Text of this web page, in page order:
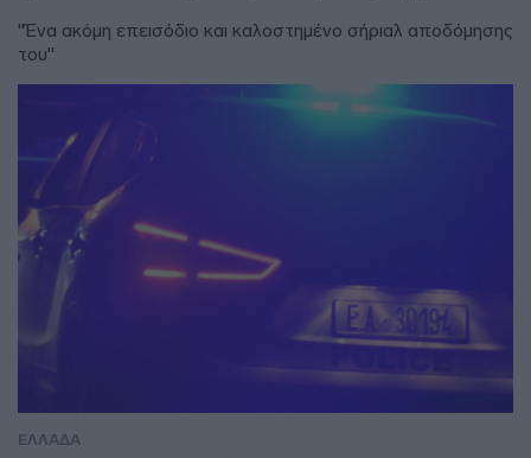
"Ένα ακόμη επεισόδιο και καλοστημένο σήριαλ αποδόμησης
του"
ΕΛΛΑΔΑ